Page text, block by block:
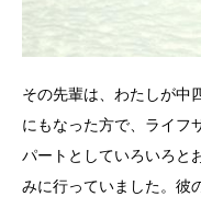
その先輩は、わたしが中
にもなった方で、ライフ
パートとしていろいろと
みに行っていました。彼